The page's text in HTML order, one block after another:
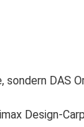
sondern DAS
Design-